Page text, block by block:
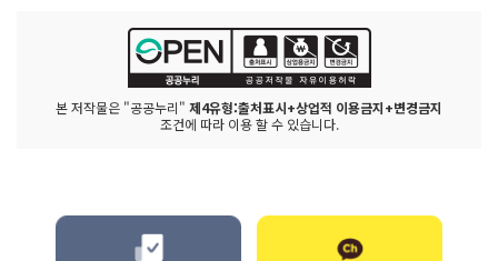
본 저작물은 "공공누리" 제4유형:출처표시+상업적 이용금지+변경금지
조건에 따라 이용 할 수 있습니다.